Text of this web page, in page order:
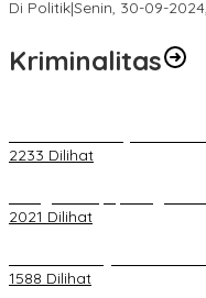
Di Politik|Senin, 30-09-
Kriminalitas
2233 Dilihat
2021 Dilihat
1588 Dilihat